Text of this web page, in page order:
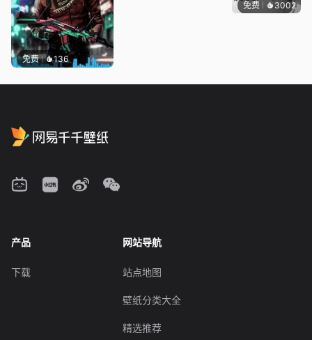
免费 136
免费 3002小佛
产品
下载
网站导航
站点地图
壁纸分类大全
精选推荐